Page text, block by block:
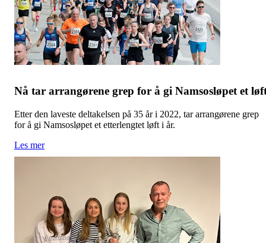
Nå tar arrangørene grep for å gi Namsosløpet et
Etter den laveste deltakelsen på 35 år i 2022, tar arrangørene grep
for å gi Namsosløpet et etterlengtet løft i år.
Les mer